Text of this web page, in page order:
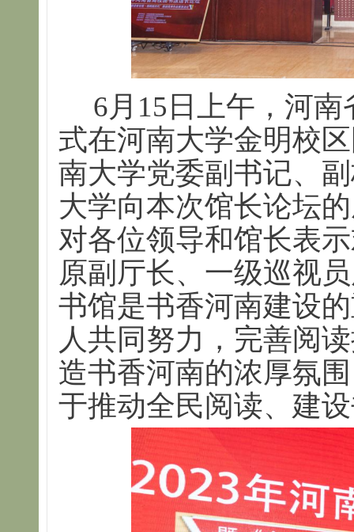
6月15日上午，河
式在河南大学金明校
南大学党委副书记、
大学向本次馆长论坛
对各位领导和馆长表
原副厅长、一级巡视
书馆是书香河南建设
人共同努力，完善阅
造书香河南的浓厚氛
于推动全民阅读、建